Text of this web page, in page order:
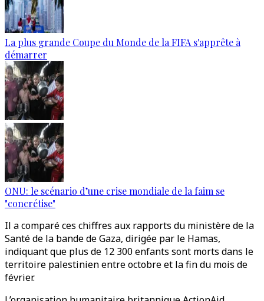
La plus grande Coupe du Monde de la FIFA s'apprête à
démarrer
ONU: le scénario d’une crise mondiale de la faim se
"concrétise"
Il a comparé ces chiffres aux rapports du ministère de la
Santé de la bande de Gaza, dirigée par le Hamas,
indiquant que plus de 12 300 enfants sont morts dans le
territoire palestinien entre octobre et la fin du mois de
février.